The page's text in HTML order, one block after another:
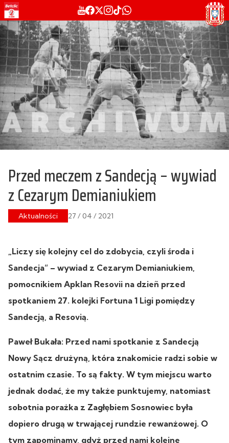
Przed meczem z Sandecją – wywiad
z Cezarym Demianiukiem
Aktualności 27 / 04 / 2021
„Liczy się kolejny cel do zdobycia, czyli środa i
Sandecja” – wywiad z Cezarym Demianiukiem,
pomocnikiem Apklan Resovii na dzieñ przed
spotkaniem 27. kolejki Fortuna 1 Ligi pomiędzy
Sandecją, a Resovią.
Paweł Bukała: Przed nami spotkanie z Sandecją
Nowy Sącz drużyną, która znakomicie radzi sobie w
ostatnim czasie. To są fakty. W tym miejscu warto
jednak dodać, że my także punktujemy, natomiast
sobotnia porażka z Zagłębiem Sosnowiec była
dopiero drugą w trwającej rundzie rewanżowej. O
tym zapominamy, gdyż przed nami kolejne